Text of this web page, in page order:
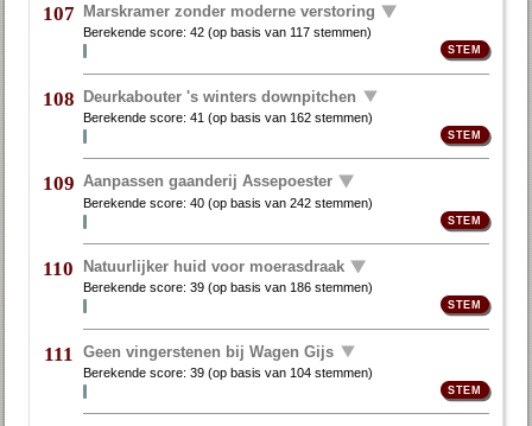
107 Marskramer zonder moderne verstoring
Berekende score:42 (op basis van 117 stemmen)
108 Deurkabouter 's winters downpitchen
Berekende score:41 (op basis van 162 stemmen)
109 Aanpassen gaanderij Assepoester
Berekende score:40 (op basis van242 stemmen)
110 Natuurlijker huid voor moerasdraak
Berekende score:39 (op basis van 186 stemmen)
111 Geen vingerstenen bij Wagen Gijs
Berekende score:39 (op basis van 104 stemmen)